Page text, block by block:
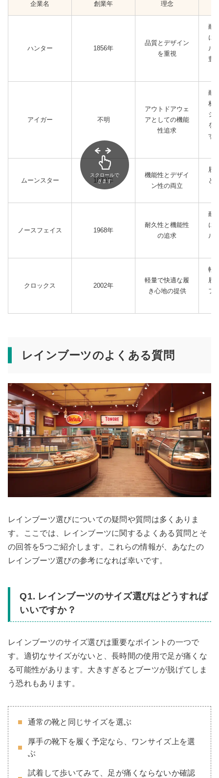
企業名 創業年 理念
ハンター 1856年
品質とデザイン
を重視
耐
に
ル
豊
アイガー 不明
アウトドアウェ
アとしての機能
性追求
耐
材
シ
を
す
ムーンスター 1873年
機能性とデザイ
ン性の両立
履
と
ノースフェイス 1968年
耐久性と機能性
の追求
耐
に
ル
クロックス 2002年
軽量で快適な履
き心地の提供
軽
履
フ
スクロールで
きます
レインブーツのよくある質問
レインブーツ選びについての疑問や質問は多くありま
す。ここでは、レインブーツに関するよくある質問とそ
の回答を5つご紹介します。これらの情報が、あなたの
レインブーツ選びの参考になれば幸いです。
Q1. レインブーツのサイズ選びはどうすれば
いいですか？
レインブーツのサイズ選びは重要なポイントの一つで
す。適切なサイズがないと、長時間の使用で足が痛くな
る可能性があります。大きすぎるとブーツが脱げてしま
う恐れもあります。
通常の靴と同じサイズを選ぶ
厚手の靴下を履く予定なら、ワンサイズ上を選
ぶ
試着して歩いてみて、足が痛くならないか確認